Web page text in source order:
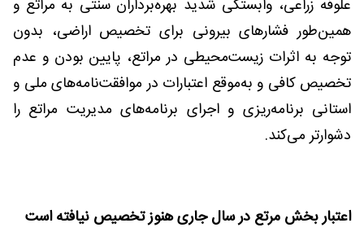
علوفه زراعی، وابستگی شدید بهره‌برداران سنتی به مراتع و
همین‌طور فشارهای بیرونی برای تخصیص اراضی، بدون
توجه به اثرات زیست‌محیطی در مراتع، پایین بودن و عدم
تخصیص کافی و به‌موقع اعتبارات در موافقت‌نامه‌های ملی و
استانی برنامه‌ریزی و اجرای برنامه‌های مدیریت مراتع را
دشوارتر می‌کند.
اعتبار بخش مرتع در سال جاری هنوز تخصیص نیافته است